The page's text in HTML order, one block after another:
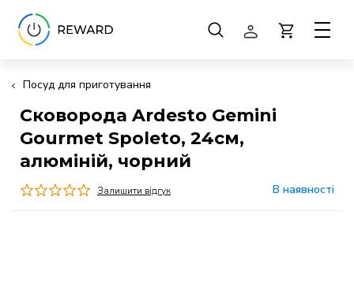
Посуд для приготування
Сковорода Ardesto Gemini
Gourmet Spoleto, 24см,
алюміній, чорний
Залишити відгук В наявності